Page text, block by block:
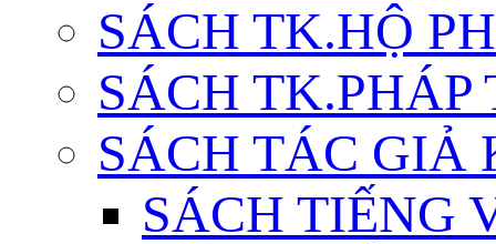
SÁCH TK.HỘ
SÁCH TK.PHÁP
SÁCH TÁC GIẢ
SÁCH TIẾNG